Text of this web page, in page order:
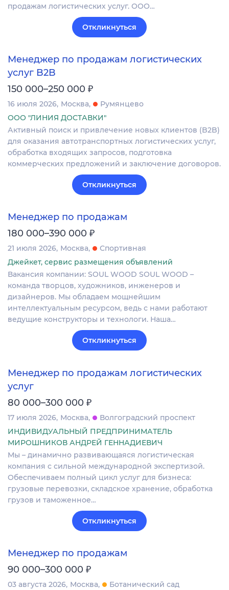
продажам логистических услуг. ООО…
Откликнуться
Менеджер по продажам логистических
услуг B2B
150 000–250 000 ₽
16 июля 2026 Москва
Румянцево
ООО "ЛИНИЯ ДОСТАВКИ"
Активный поиск и привлечение новых клиентов (B2B)
для оказания автотранспортных логистических услуг,
обработка входящих запросов, подготовка
коммерческих предложений и заключение договоров.
Откликнуться
Менеджер по продажам
180 000–390 000 ₽
21 июля 2026 Москва
Спортивная
Джейкет, сервис размещения объявлений
Вакансия компании: SOUL WOOD SOUL WOOD –
команда творцов, художников, инженеров и
дизайнеров. Мы обладаем мощнейшим
интеллектуальным ресурсом, ведь с нами работают
ведущие конструкторы и технологи. Наша…
Откликнуться
Менеджер по продажам логистических
услуг
80 000–300 000 ₽
17 июля 2026 Москва
Волгоградский проспект
ИНДИВИДУАЛЬНЫЙ ПРЕДПРИНИМАТЕЛЬ
МИРОШНИКОВ АНДРЕЙ ГЕННАДИЕВИЧ
Мы – динамично развивающаяся логистическая
компания с сильной международной экспертизой.
Обеспечиваем полный цикл услуг для бизнеса:
грузовые перевозки, складское хранение, обработка
грузов и таможенное…
Откликнуться
Менеджер по продажам
90 000–300 000 ₽
03 августа 2026 Москва
Ботанический сад